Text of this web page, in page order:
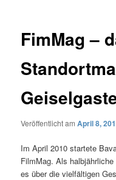
FimMag –
Veröffentlicht amApril 8,
Im April 2010 startete
FilmMag. Als
es über die vielfältigen